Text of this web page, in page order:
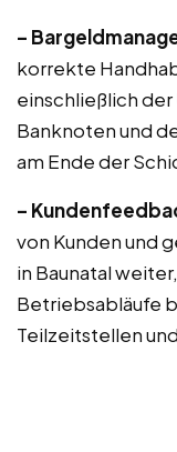
–
korrekte
einschließlich
Banknoten und
am Ende der
–
von Kunden und
in Baunatal
Betriebsabläufe
Teilzeitstellen